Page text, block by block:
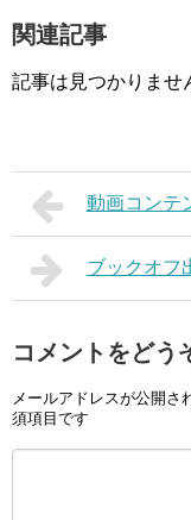
関連記事
記事は見つかりませ
動画コンテ
ブックオフ
コメントをどう
メールアドレスが公開さ
須項目です